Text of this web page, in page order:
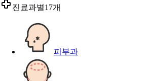
진료과별17개
피부과